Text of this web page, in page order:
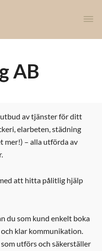
AB
av tjänster för ditt
elarbeten, städning
mer!) – alla utförda av
att hitta pålitlig hjälp
du som kund enkelt boka
klar kommunikation.
utförs och säkerställer